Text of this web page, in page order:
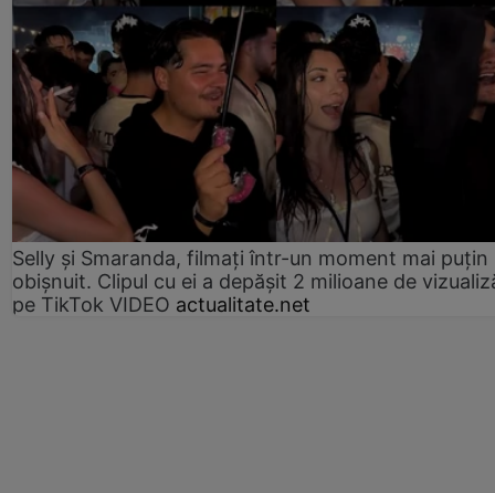
Selly și Smaranda, filmați într-un moment mai puțin
obișnuit. Clipul cu ei a depășit 2 milioane de
pe TikTok VIDEO actualitate.net